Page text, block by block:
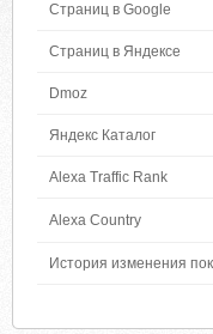
Страниц в Google
Страниц в Яндексе
Dmoz
Яндекс Каталог
Alexa Traffic Rank
Alexa Country
История изменения